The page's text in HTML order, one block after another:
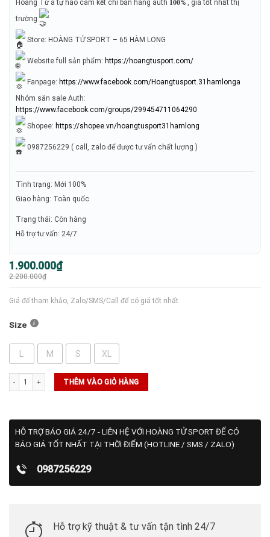
Hoàng Tử a tự hào cam kết chỉ bán hàng auth 𝟏𝟎𝟎% , giá tốt nhất thị
trường
Store: HOÀNG TỬ SPORT – 65 HÀM LONG
Website full sản phẩm: https://hoangtusport.com/
Fanpage: https://www.facebook.com/Hoangtusport.31hamlonga
Nhóm săn sale Auth:
https://www.facebook.com/groups/299454711064290
Shopee: https://shopee.vn/hoangtusport31hamlong
0987256229 ( call, zalo để được tư vấn chất lượng )
Tình trạng: Mới 100%
Giao hàng: Toàn quốc
Trạng thái: Còn hàng
Hỗ trợ tư vấn: 24/7
2.200.000₫
Giá
gốc
là:
1.900.000₫
Giá
hiện
tại
Giá để tham khảo, Zalo/SMS/Call để có giá tốt nhất
Size
M S XL
Áo Cloudspun Butterflies Polo Ocean Tropic-Zen Blue (624487 02) số lượng
THÊM VÀO GIỎ HÀNG
HỖ TRỢ BÁO GIÁ 24/7 - LIÊN HỆ VỚI HOÀNG TỬ SPORT ĐỂ CÓ
BÁO GIÁ TỐT NHẤT TẠI THỜI ĐIỂM (HOTLINE / SMS / ZALO)
0987256229
Hỗ trợ kỹ thuật & tư vấn tận tình 24/7